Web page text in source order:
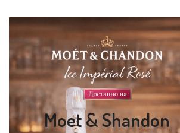
Moet & Shandon